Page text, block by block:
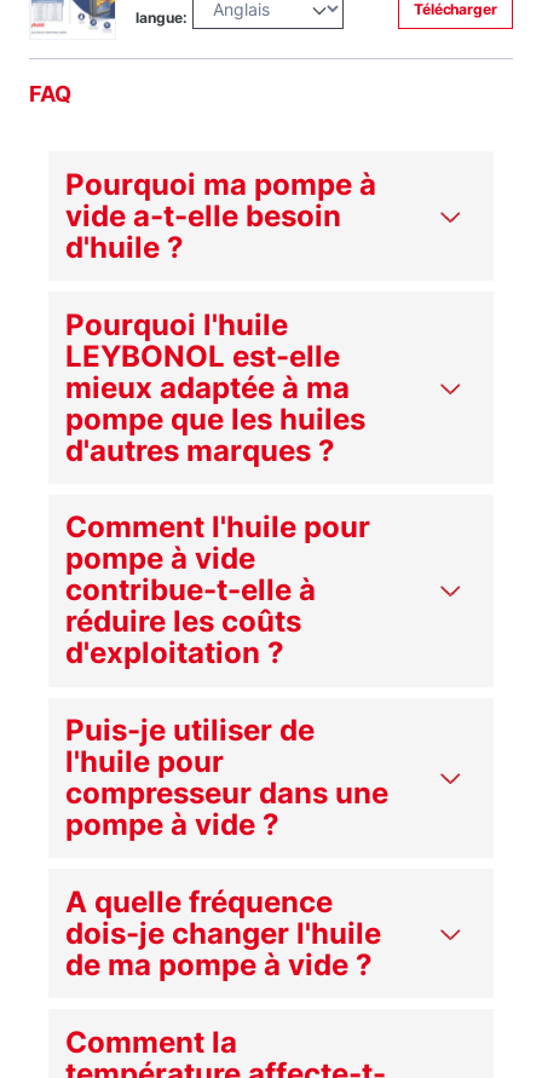
langue: Télécharger
FAQ
Pourquoi ma pompe à
vide a-t-elle besoin
d'huile ?
Pourquoi l'huile
LEYBONOL est-elle
mieux adaptée à ma
pompe que les huiles
d'autres marques ?
Comment l'huile pour
pompe à vide
contribue-t-elle à
réduire les coûts
d'exploitation ?
Puis-je utiliser de
l'huile pour
compresseur dans une
pompe à vide ?
A quelle fréquence
dois-je changer l'huile
de ma pompe à vide ?
Comment la